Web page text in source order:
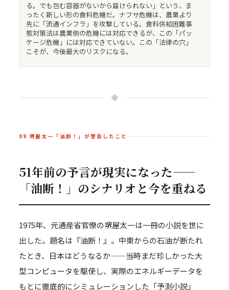
る。でも包む容器がないから届けられない」という、ま
ったく新しい形の食料危機だ。ナフサ危機は、農業より
先に「流通インフラ」を攻撃している。食料供給困難事
態対策法は農業側の危機には対応できるが、この「パッ
ケージ危機」には対応できていない。この「法律の穴」
こそが、今後最大のリスクになる。
◆
09 堺屋太一「油断！」が警告したこと
51年前の予言が現実になった——
「油断！」のシナリオと今を重ねる
1975年、元通産省官僚の堺屋太一は一冊の小説を世に
出した。題名は『油断！』。中東からの石油が断たれ
たとき、日本はどうなるか——当時まだ珍しかった大
型コンピュータを駆使し、実際のエネルギーデータを
もとに徹底的にシミュレーションした「予測小説」